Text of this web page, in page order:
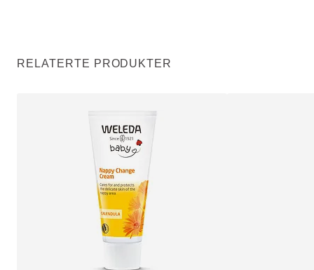
RELATERTE PRODUKTER